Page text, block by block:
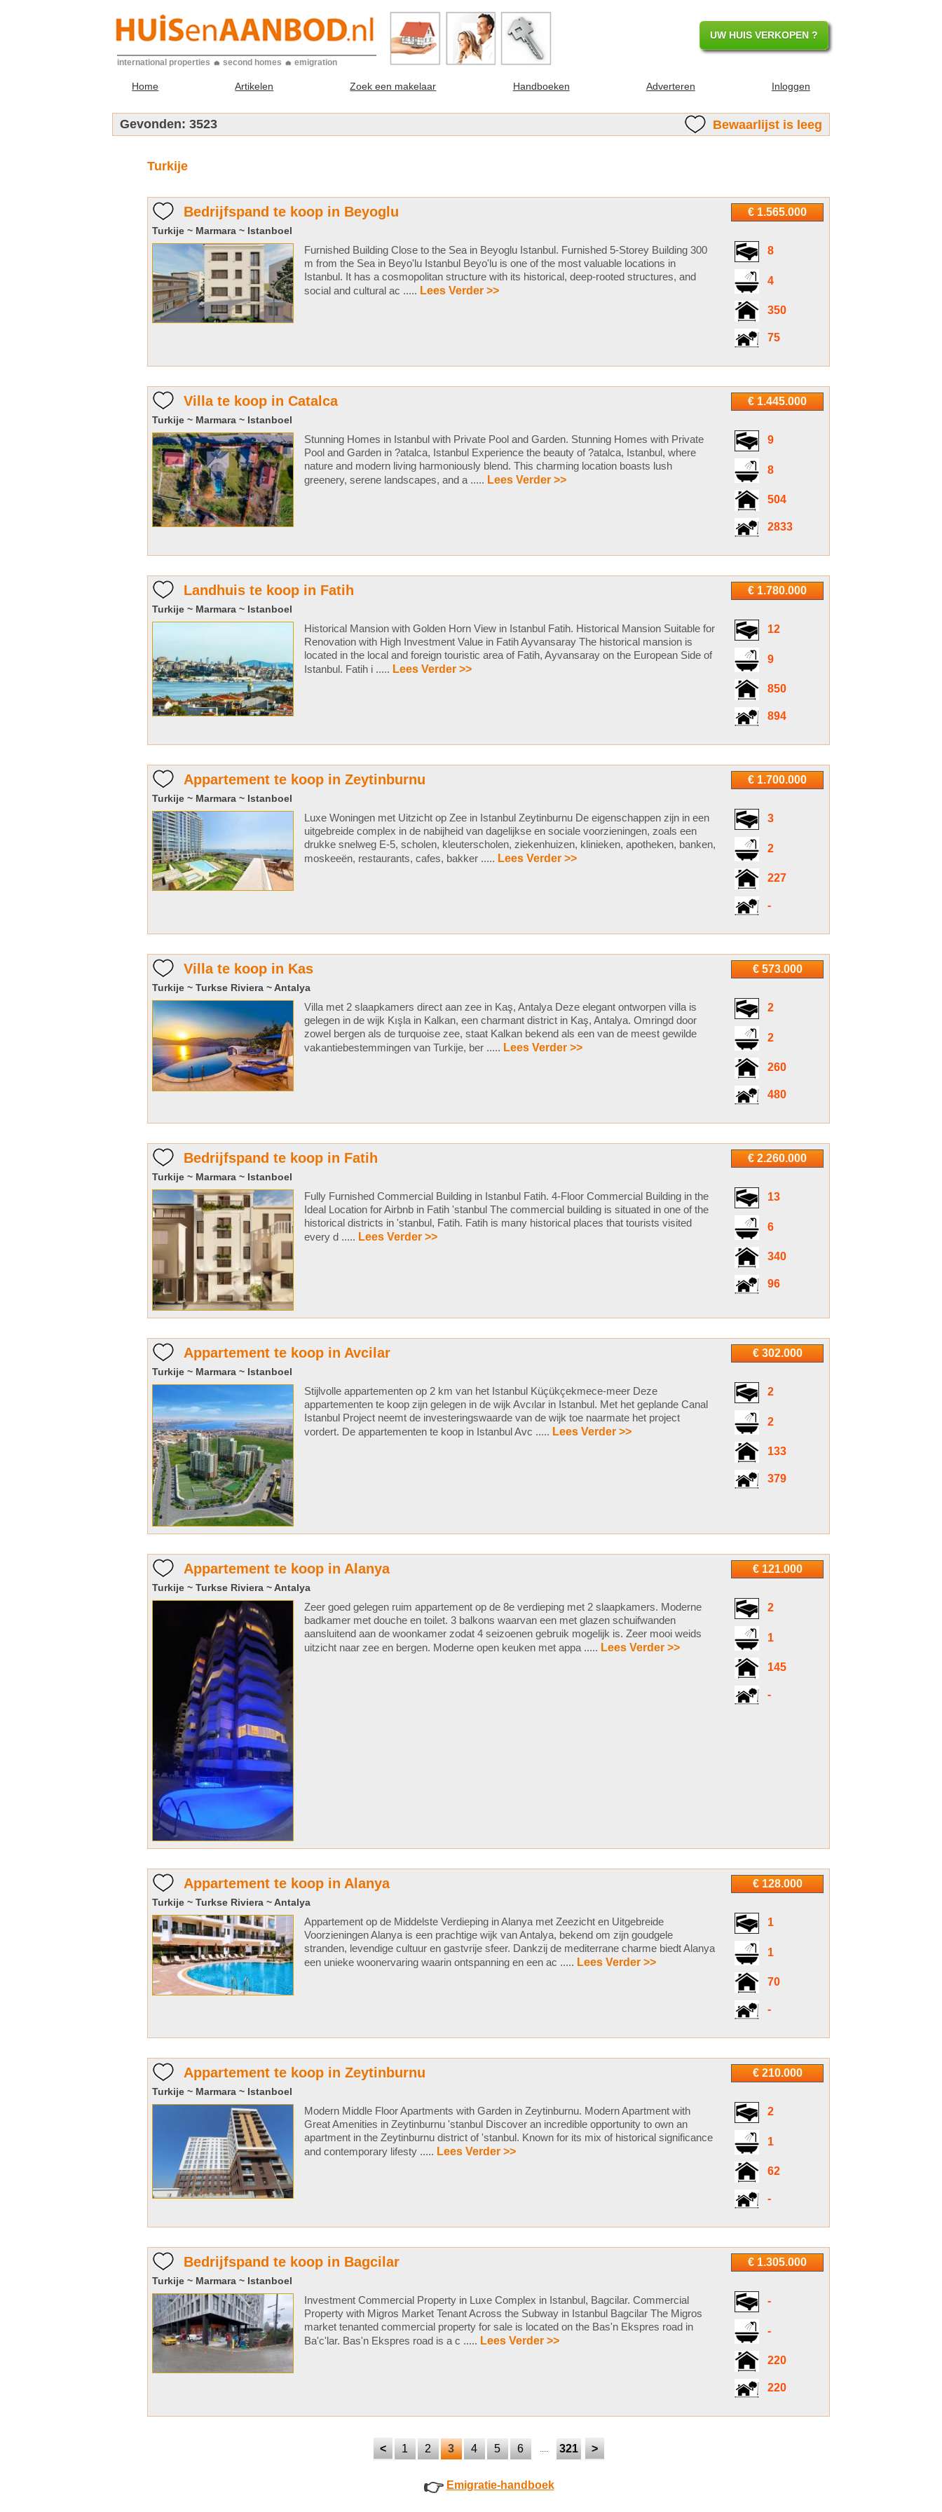
international properties second homes emigration
UW HUIS VERKOPEN ?
Home Artikelen Zoek een makelaar Handboeken Adverteren Inloggen
Gevonden: 3523 Bewaarlijst is leeg
Turkije
€ 1.565.000
Bedrijfspand te koop in Beyoglu
Turkije ~ Marmara ~ Istanboel
8
4
350
75
Furnished Building Close to the Sea in Beyoglu Istanbul. Furnished 5-Storey Building 300
m from the Sea in Beyo'lu Istanbul Beyo'lu is one of the most valuable locations in
Istanbul. It has a cosmopolitan structure with its historical, deep-rooted structures, and
social and cultural ac ..... Lees Verder >>
€ 1.445.000
Villa te koop in Catalca
Turkije ~ Marmara ~ Istanboel
9
8
504
2833
Stunning Homes in Istanbul with Private Pool and Garden. Stunning Homes with Private
Pool and Garden in ?atalca, Istanbul Experience the beauty of ?atalca, Istanbul, where
nature and modern living harmoniously blend. This charming location boasts lush
greenery, serene landscapes, and a ..... Lees Verder >>
€ 1.780.000
Landhuis te koop in Fatih
Turkije ~ Marmara ~ Istanboel
12
9
850
894
Historical Mansion with Golden Horn View in Istanbul Fatih. Historical Mansion Suitable for
Renovation with High Investment Value in Fatih Ayvansaray The historical mansion is
located in the local and foreign touristic area of Fatih, Ayvansaray on the European Side of
Istanbul. Fatih i ..... Lees Verder >>
€ 1.700.000
Appartement te koop in Zeytinburnu
Turkije ~ Marmara ~ Istanboel
3
2
227
-
Luxe Woningen met Uitzicht op Zee in Istanbul Zeytinburnu De eigenschappen zijn in een
uitgebreide complex in de nabijheid van dagelijkse en sociale voorzieningen, zoals een
drukke snelweg E-5, scholen, kleuterscholen, ziekenhuizen, klinieken, apotheken, banken,
moskeeën, restaurants, cafes, bakker ..... Lees Verder >>
€ 573.000
Villa te koop in Kas
Turkije ~ Turkse Riviera ~ Antalya
2
2
260
480
Villa met 2 slaapkamers direct aan zee in Kaş, Antalya Deze elegant ontworpen villa is
gelegen in de wijk Kışla in Kalkan, een charmant district in Kaş, Antalya. Omringd door
zowel bergen als de turquoise zee, staat Kalkan bekend als een van de meest gewilde
vakantiebestemmingen van Turkije, ber ..... Lees Verder >>
€ 2.260.000
Bedrijfspand te koop in Fatih
Turkije ~ Marmara ~ Istanboel
13
6
340
96
Fully Furnished Commercial Building in Istanbul Fatih. 4-Floor Commercial Building in the
Ideal Location for Airbnb in Fatih 'stanbul The commercial building is situated in one of the
historical districts in 'stanbul, Fatih. Fatih is many historical places that tourists visited
every d ..... Lees Verder >>
€ 302.000
Appartement te koop in Avcilar
Turkije ~ Marmara ~ Istanboel
2
2
133
379
Stijlvolle appartementen op 2 km van het Istanbul Küçükçekmece-meer Deze
appartementen te koop zijn gelegen in de wijk Avcılar in Istanbul. Met het geplande Canal
Istanbul Project neemt de investeringswaarde van de wijk toe naarmate het project
vordert. De appartementen te koop in Istanbul Avc ..... Lees Verder >>
€ 121.000
Appartement te koop in Alanya
Turkije ~ Turkse Riviera ~ Antalya
2
1
145
-
Zeer goed gelegen ruim appartement op de 8e verdieping met 2 slaapkamers. Moderne
badkamer met douche en toilet. 3 balkons waarvan een met glazen schuifwanden
aansluitend aan de woonkamer zodat 4 seizoenen gebruik mogelijk is. Zeer mooi weids
uitzicht naar zee en bergen. Moderne open keuken met appa ..... Lees Verder >>
€ 128.000
Appartement te koop in Alanya
Turkije ~ Turkse Riviera ~ Antalya
1
1
70
-
Appartement op de Middelste Verdieping in Alanya met Zeezicht en Uitgebreide
Voorzieningen Alanya is een prachtige wijk van Antalya, bekend om zijn goudgele
stranden, levendige cultuur en gastvrije sfeer. Dankzij de mediterrane charme biedt Alanya
een unieke woonervaring waarin ontspanning en een ac ..... Lees Verder >>
€ 210.000
Appartement te koop in Zeytinburnu
Turkije ~ Marmara ~ Istanboel
2
1
62
-
Modern Middle Floor Apartments with Garden in Zeytinburnu. Modern Apartment with
Great Amenities in Zeytinburnu 'stanbul Discover an incredible opportunity to own an
apartment in the Zeytinburnu district of 'stanbul. Known for its mix of historical significance
and contemporary lifesty ..... Lees Verder >>
€ 1.305.000
Bedrijfspand te koop in Bagcilar
Turkije ~ Marmara ~ Istanboel
-
-
220
220
Investment Commercial Property in Luxe Complex in Istanbul, Bagcilar. Commercial
Property with Migros Market Tenant Across the Subway in Istanbul Bagcilar The Migros
market tenanted commercial property for sale is located on the Bas'n Ekspres road in
Ba'c'lar. Bas'n Ekspres road is a c ..... Lees Verder >>
< 1 2 3 4 5 6 .... 321 >
👉 Emigratie-handboek